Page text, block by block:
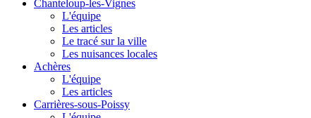
Chanteloup-les-Vignes
L'équipe
Les articles
Le tracé sur la ville
Les nuisances locales
Achères
L'équipe
Les articles
Carrières-sous-Poissy